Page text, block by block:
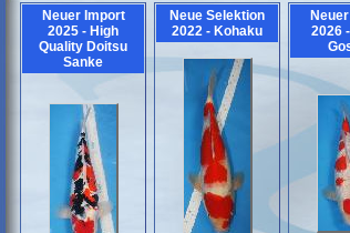
Neuer Import
2025 - High
Quality Doitsu
Sanke
Neue Selektion
2022 - Kohaku
2026